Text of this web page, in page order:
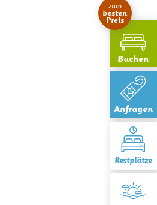
Buchen
zum
besten
Preis
Anfragen
Restplätze